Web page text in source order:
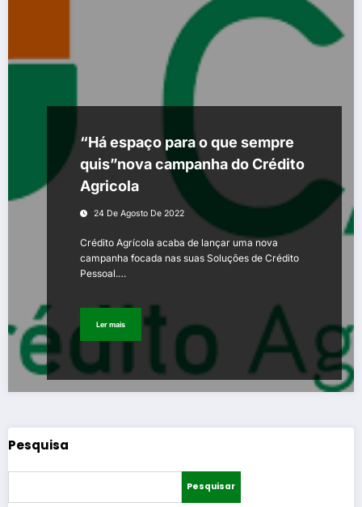
“Há espaço para o que sempre
quis”nova campanha do Crédito
Agricola
24 De Agosto De 2022
Crédito Agrícola acaba de lançar uma nova
campanha focada nas suas Soluções de Crédito
Pessoal.…
Ler mais
Pesquisa
Pesquisar